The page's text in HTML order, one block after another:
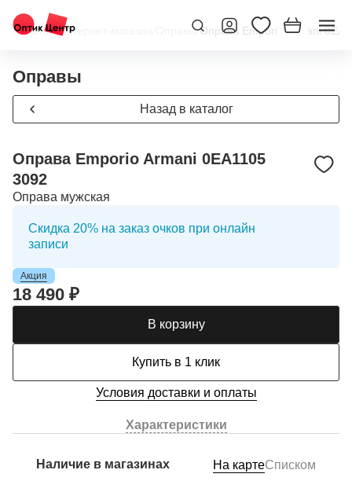
Главная/Интернет-магазин Оправы/Оправа Emporio Armani
Оправы
Назад в каталог
Оправа Emporio Armani 0EA1105
3092
Оправа мужская
Скидка 20% на заказ очков при онлайн
записи
Акция
18 490 ₽
В корзину
Купить в 1 клик
Условия доставки и оплаты
Характеристики
Наличие в магазинах На картеСписком